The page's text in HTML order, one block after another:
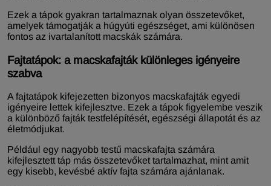
Ezek a tápok gyakran tartalmaznak olyan összetevőket,
amelyek támogatják a húgyúti egészséget, ami különösen
fontos az ivartalanított macskák számára.
Fajtatápok: a macskafajták különleges igényeire
szabva
A fajtatápok kifejezetten bizonyos macskafajták egyedi
igényeire lettek kifejlesztve. Ezek a tápok figyelembe veszik
a különböző fajták testfelépítését, egészségi állapotát és az
életmódjukat.
Például egy nagyobb testű macskafajta számára
kifejlesztett táp más összetevőket tartalmazhat, mint amit
egy kisebb, kevésbé aktív fajta számára ajánlanak.